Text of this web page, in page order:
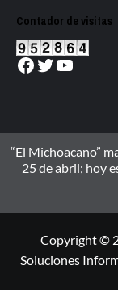
Contador de visitas
Facebook
Twitter
YouTube
“El Michoacano”
25 de abril; hoy
Copyright ©
Soluciones